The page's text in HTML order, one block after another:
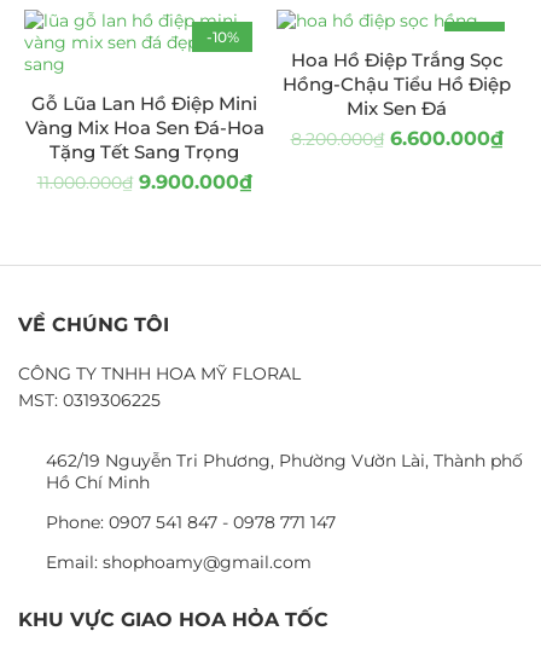
-10%
Gỗ Lũa Lan Hồ Điệp Mini
Vàng Mix Hoa Sen Đá-Hoa
Tặng Tết Sang Trọng
11.000.000₫ 9.900.000₫
-20%
Hoa Hồ Điệp Trắng Sọc
Hồng-Chậu Tiểu Hồ Điệp
Mix Sen Đá
8.200.000₫ 6.600.000₫
VỀ CHÚNG TÔI
CÔNG TY TNHH HOA MỸ FLORAL
MST: 0319306225
462/19 Nguyễn Tri Phương, Phường Vườn Lài, Thành phố
Hồ Chí Minh
Phone: 0907 541 847 - 0978 771 147
Email: shophoamy@gmail.com
KHU VỰC GIAO HOA HỎA TỐC